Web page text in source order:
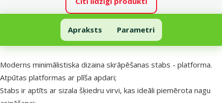
Skrāpēšanas stabs kaķiem – Magic Cat Helen, beige
Apraksts Parametri
Uz lapas sākumu
superzoo.product.detail.content
Moderns minimālistiska dizaina skrāpēšanas stabs - platforma.
Atpūtas platformas ar plīša apdari;
Stabs ir aptīts ar sizala šķiedru virvi, kas ideāli piemērota nagu